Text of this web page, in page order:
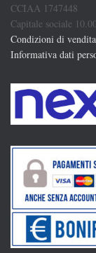
CCIAA 1747448
Capitale sociale
Condizioni di vendita
Informativa dati